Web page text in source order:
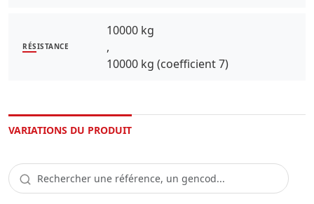
RÉSISTANCE
10000 kg
,
10000 kg (coefficient 7)
VARIATIONS DU PRODUIT